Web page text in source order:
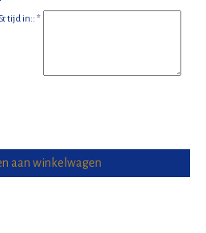
tijd in:: *
aan winkelwagen